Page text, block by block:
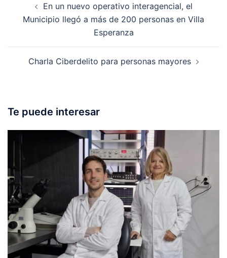
navigationEn un nuevo operativo interagencial, el
Municipio llegó a más de 200 personas en Villa
Esperanza
Charla Ciberdelito para personas mayores
Te puede interesar